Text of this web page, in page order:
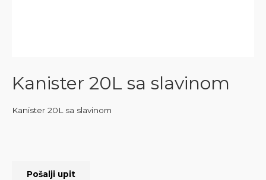
Kanister 20L sa slavinom
Kanister 20L sa slavinom
Pošalji upit